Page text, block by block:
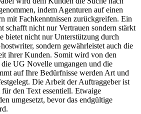
indem Agenturen auf einen
mit Fachkenntnissen zurückgreifen. Ein
schafft nicht nur Vertrauen sondern stärkt
bietet nicht nur Unterstützung durch
sondern gewährleistet auch die
ihrer Kunden. Somit wird von den
UG Novelle umgangen und die
auf Ihre Bedürfnisse werden Art und
Die Arbeit der Auftraggeber ist
den Text essentiell. Etwaige
umgesetzt, bevor das endgültige